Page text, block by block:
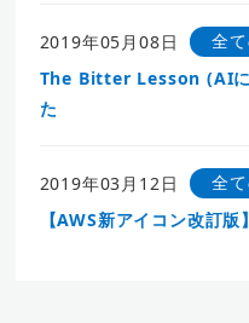
2019年05月08日
全
The Bitter Lesson (AIに
た
2019年03月12日
全
【AWS新アイコン改訂